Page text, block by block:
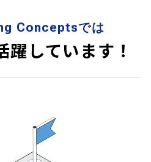
Conceptsでは
躍しています！